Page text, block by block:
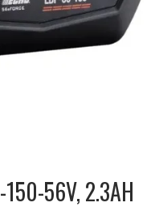
150-56V, 2.3AH